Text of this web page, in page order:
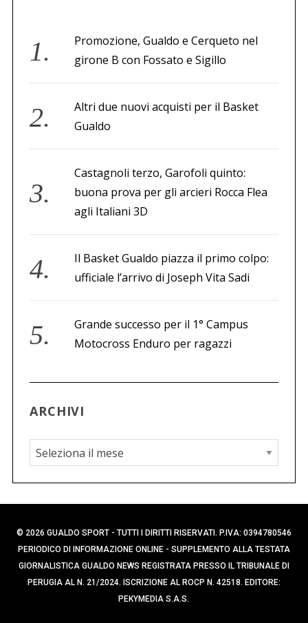
Promozione, Gualdo e Cerqueto nel
girone B con Fossato e Sigillo
Altri due nuovi acquisti per il Basket
Gualdo
Castagnoli terzo, Garofoli quinto:
buona prova per gli arcieri Rocca Flea
agli Italiani 3D
Il Basket Gualdo piazza il primo colpo:
ufficiale l’arrivo di Joseph Vita Sadi
Grande successo per il 1° Campus
Motocross Enduro per ragazzi
ARCHIVI
A
r
c
h
i
v
i
© 2026 GUALDO SPORT - TUTTI I DIRITTI RISERVATI. P.IVA: 0394780546
PERIODICO DI INFORMAZIONE ONLINE - SUPPLEMENTO ALLA TESTATA
GIORNALISTICA GUALDO NEWS REGISTRATA PRESSO IL TRIBUNALE DI
PERUGIA AL N. 21/2024. ISCRIZIONE AL ROCP N. 42518. EDITORE:
PEKYMEDIA S.A.S.